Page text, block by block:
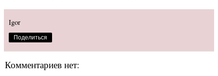
Igor
Поделиться
Комментариев нет: